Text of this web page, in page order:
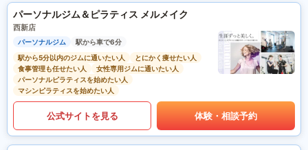
パーソナルジム＆ピラティス メルメイク
西新店
パーソナルジム
駅から車で6分
駅から5分以内のジムに通いたい人
とにかく痩せたい人
食事管理も任せたい人
女性専用ジムに通いたい人
パーソナルピラティスを始めたい人
マシンピラティスを始めたい人
公式サイトを見る 体験・相談予約